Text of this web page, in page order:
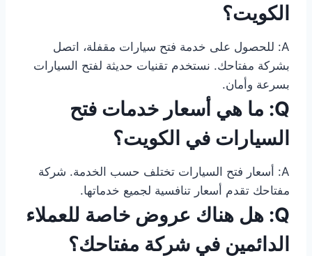
الكويت؟
A: للحصول على خدمة فتح سيارات مقفلة، اتصل
بشركة مفتاحك. نستخدم تقنيات حديثة لفتح السيارات
بسرعة وأمان.
Q: ما هي أسعار خدمات فتح
السيارات في الكويت؟
A: أسعار فتح السيارات تختلف حسب الخدمة. شركة
مفتاحك تقدم أسعار تنافسية لجميع خدماتها.
Q: هل هناك عروض خاصة للعملاء
الدائمين في شركة مفتاحك؟